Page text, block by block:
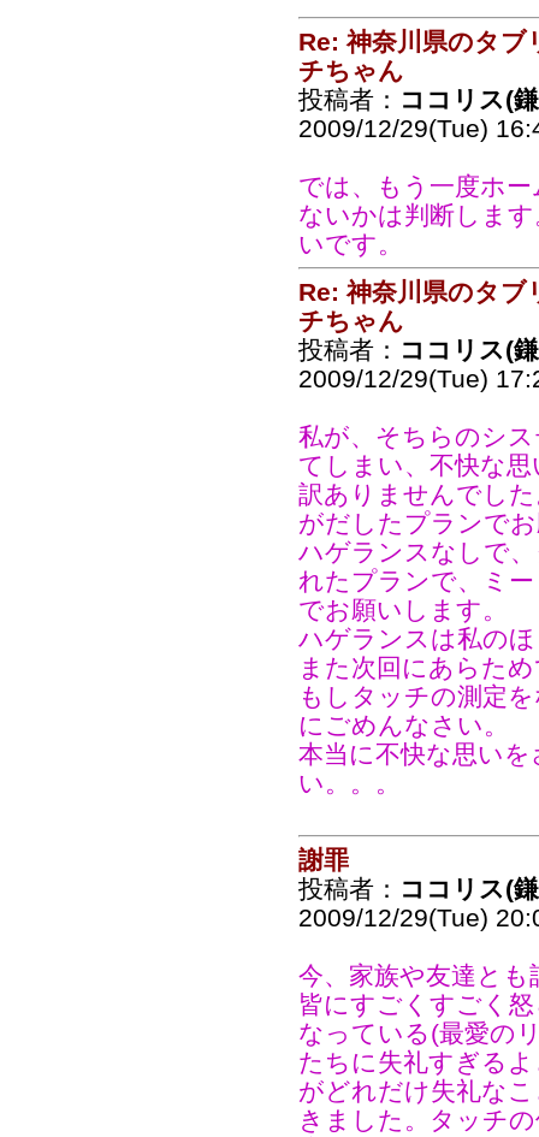
Re: 神奈川県のタ
チちゃん
投稿者： ココリス(
2009/12/29(Tue)
では、もう一度ホ
ないかは判断しま
いです。
Re: 神奈川県のタ
チちゃん
投稿者： ココリス(
2009/12/29(Tue)
私が、そちらのシ
てしまい、不快な
訳ありませんでし
がだしたプランで
ハゲランスなしで
れたプランで、ミ
でお願いします。
ハゲランスは私の
また次回にあらた
もしタッチの測定
にごめんなさい。
本当に不快な思い
い。。。
謝罪
投稿者： ココリス(
2009/12/29(Tue)
今、家族や友達と
皆にすごくすごく
なっている(最愛の
たちに失礼すぎる
がどれだけ失礼な
きました。タッチ